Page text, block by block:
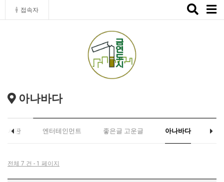
접속자
Toggle
아나바다
게시판 엔터테인먼트 좋은글 고운글 아나바다
전체 7 건 - 1 페이지